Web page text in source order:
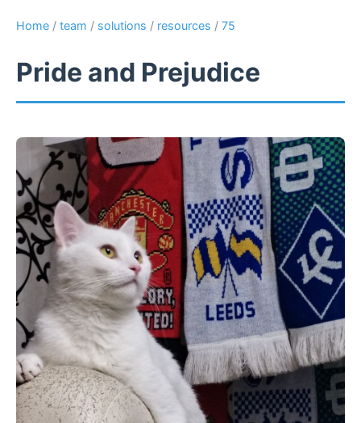
Home / team / solutions / resources / 75
Pride and Prejudice